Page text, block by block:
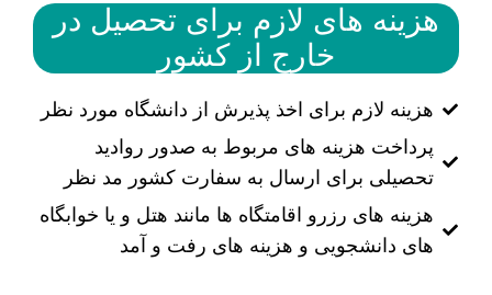
هزینه های لازم برای تحصیل در
خارج از کشور
هزینه لازم برای اخذ پذیرش از دانشگاه مورد نظر
پرداخت هزینه های مربوط به صدور روادید
تحصیلی برای ارسال به سفارت کشور مد نظر
هزینه های رزرو اقامتگاه ها مانند هتل و یا خوابگاه
های دانشجویی و هزینه های رفت و آمد